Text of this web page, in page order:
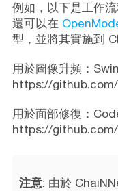
例如，以下是工作
還可以在
型，並將其實施到
用於圖像升頻：
https://
用於面部修復：
https://
注意: 由於